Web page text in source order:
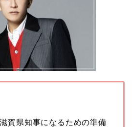
賀県知事になるための準備